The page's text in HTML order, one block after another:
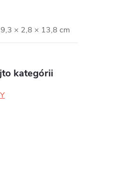
9,3 × 2,8 × 13,8 cm
kategórii